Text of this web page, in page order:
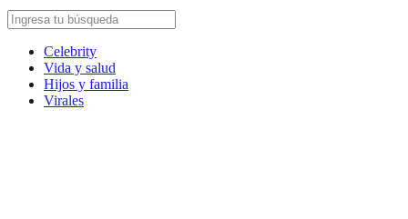
Celebrity
Vida y salud
Hijos y familia
Virales